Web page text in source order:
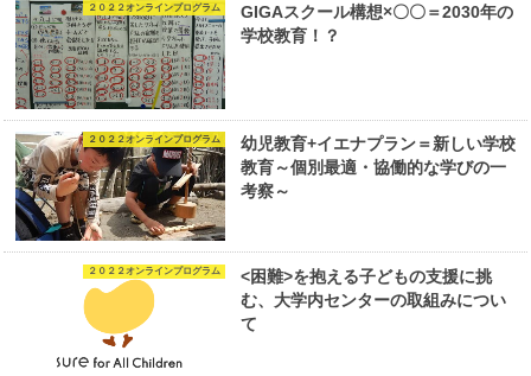
２０２２オンラインプログラム
GIGAスクール構想×〇〇＝2030年の
学校教育！？
２０２２オンラインプログラム
幼児教育+イエナプラン＝新しい学校
教育～個別最適・協働的な学びの一
考察～
２０２２オンラインプログラム
<困難>を抱える子どもの支援に挑
む、大学内センターの取組みについ
て